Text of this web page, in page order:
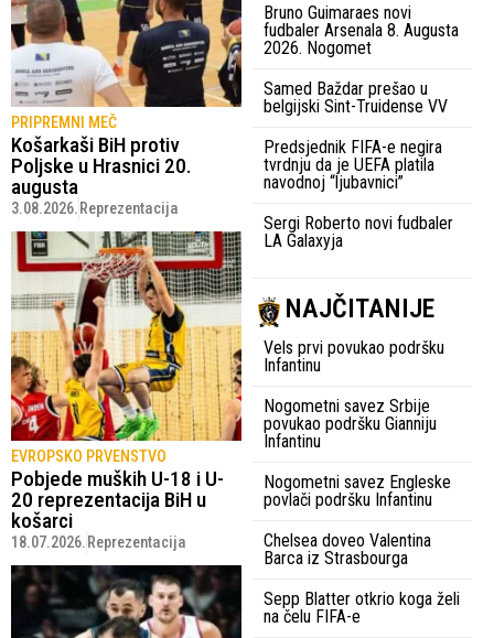
PRIPREMNI MEČ
Košarkaši BiH protiv
Poljske u Hrasnici 20.
augusta
3.08.2026. Reprezentacija
EVROPSKO PRVENSTVO
Pobjede muških U-18 i U-
20 reprezentacija BiH u
košarci
18.07.2026. Reprezentacija
Bruno Guimaraes novi
fudbaler Arsenala 8. Augusta
2026. Nogomet
Samed Baždar prešao u
belgijski Sint-Truidense VV
Predsjednik FIFA-e negira
tvrdnju da je UEFA platila
navodnoj “ljubavnici”
Sergi Roberto novi fudbaler
LA Galaxyja
NAJČITANIJE
Vels prvi povukao podršku
Infantinu
Nogometni savez Srbije
povukao podršku Gianniju
Infantinu
Nogometni savez Engleske
povlači podršku Infantinu
Chelsea doveo Valentina
Barca iz Strasbourga
Sepp Blatter otkrio koga želi
na čelu FIFA-e